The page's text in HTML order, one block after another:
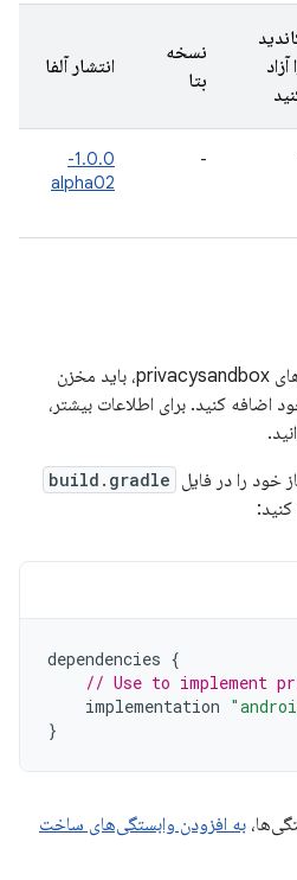
آزاد
نسخه
بتا
انتشار آلفا
-
1.0.0-
alpha02
برای افزودن وابستگی به افزونه‌های privacysandbox، باید مخزن
خود را در فایل build.gradle
dependencies {
// Use to implement
implementation
}
به افزودن وابستگی‌های ساخت